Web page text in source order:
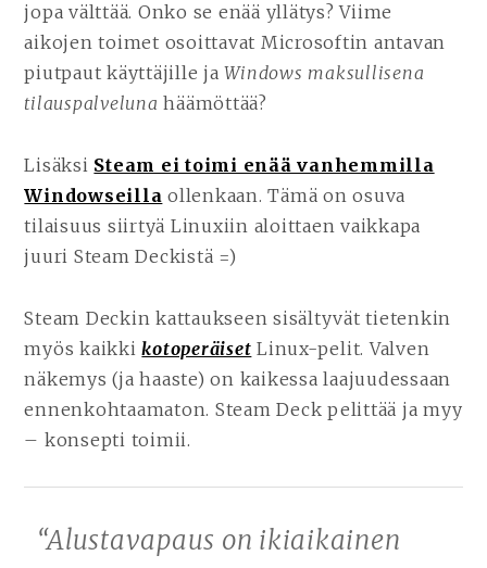
jopa välttää. Onko se enää yllätys? Viime
aikojen toimet osoittavat Microsoftin antavan
piutpaut käyttäjille jaWindows maksullisena
tilauspalveluna häämöttää?
Lisäksi Steam ei toimi enää vanhemmilla
Windowseilla ollenkaan. Tämä on osuva
tilaisuus siirtyä Linuxiin aloittaen vaikkapa
juuri Steam Deckistä =)
Steam Deckin kattaukseen sisältyvät tietenkin
myös kaikkikotoperäiset Linux-pelit. Valven
näkemys (ja haaste) on kaikessa laajuudessaan
ennenkohtaamaton. Steam Deck pelittää ja myy
– konsepti toimii.
“Alustavapaus on ikiaikainen